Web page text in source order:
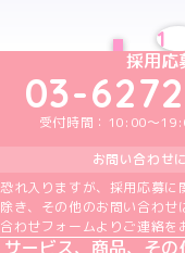
PREV
1
め
採用応
03-
受付時間：10:00～
お問い合わせ
恐れ入りますが、採用応募に
除き、その他のお問い合わせ
合わせフォームよりご連絡を
サービス、商品、そ